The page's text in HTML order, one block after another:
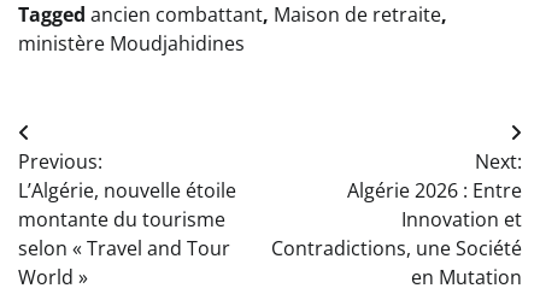
Tagged ancien combattant, Maison de retraite,
ministère Moudjahidines
Navigation
de
l’article
Previous:
L’Algérie, nouvelle étoile
montante du tourisme
selon « Travel and Tour
World »
Next:
Algérie 2026 : Entre
Innovation et
Contradictions, une Société
en Mutation